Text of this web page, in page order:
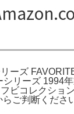
ーズ
リーズ 1994
ビコレクショ
ご判断くださ